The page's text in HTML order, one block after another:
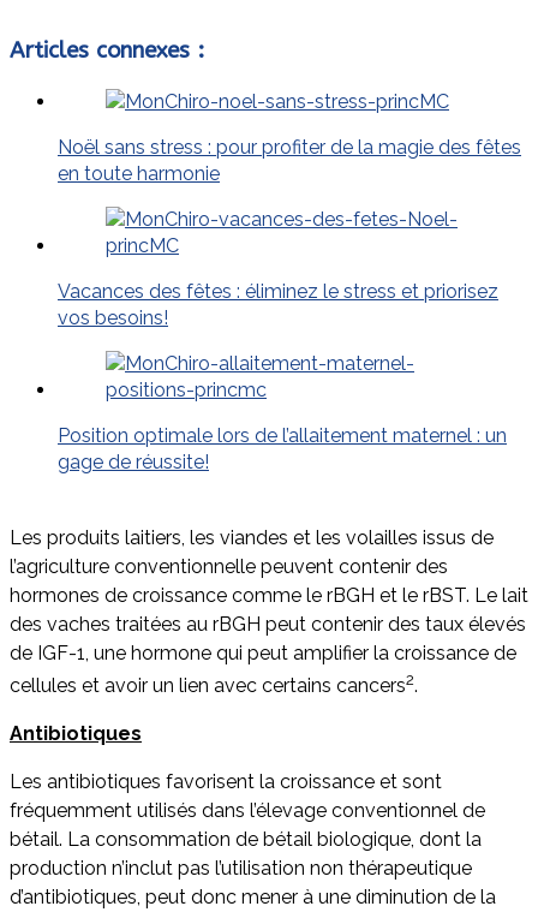
Articles connexes :
Noël sans stress : pour profiter de la magie des fêtes
en toute harmonie
Vacances des fêtes : éliminez le stress et priorisez
vos besoins!
Position optimale lors de l’allaitement maternel : un
gage de réussite!
Les produits laitiers, les viandes et les volailles issus de
l’agriculture conventionnelle peuvent contenir des
hormones de croissance comme le rBGH et le rBST. Le lait
des vaches traitées au rBGH peut contenir des taux élevés
de IGF-1, une hormone qui peut amplifier la croissance de
cellules et avoir un lien avec certains cancers2.
Antibiotiques
Les antibiotiques favorisent la croissance et sont
fréquemment utilisés dans l’élevage conventionnel de
bétail. La consommation de bétail biologique, dont la
production n’inclut pas l’utilisation non thérapeutique
d’antibiotiques, peut donc mener à une diminution de la